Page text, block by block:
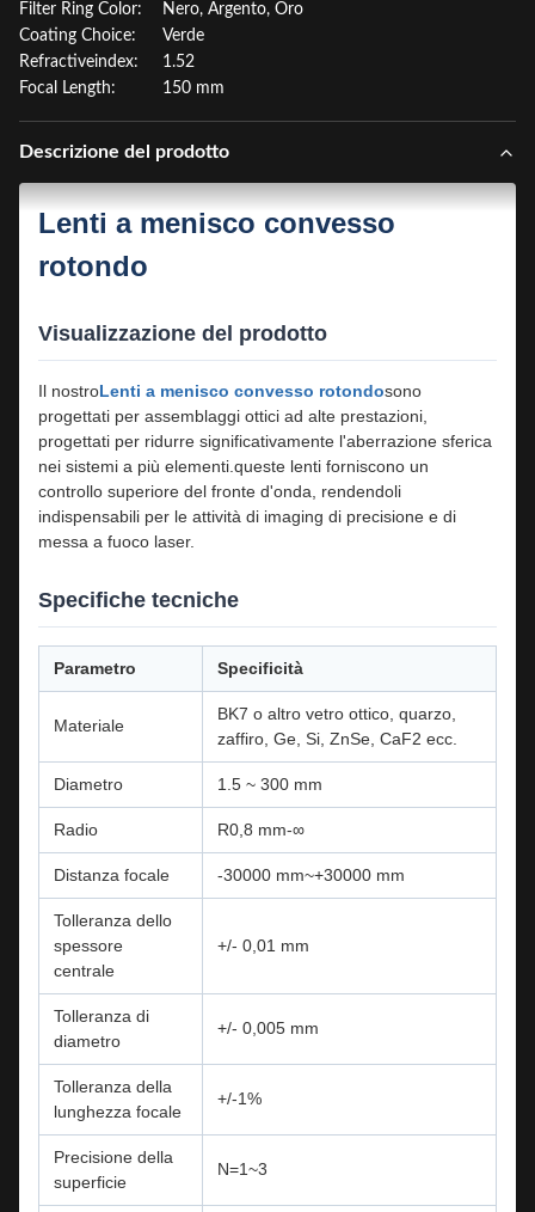
Filter Ring Color:
Nero, Argento, Oro
Coating Choice:
Verde
Refractiveindex:
1.52
Focal Length:
150 mm
Descrizione del prodotto
Lenti a menisco convesso
rotondo
Visualizzazione del prodotto
Il nostroLenti a menisco convesso rotondosono
progettati per assemblaggi ottici ad alte prestazioni,
progettati per ridurre significativamente l'aberrazione sferica
nei sistemi a più elementi.queste lenti forniscono un
controllo superiore del fronte d'onda, rendendoli
indispensabili per le attività di imaging di precisione e di
messa a fuoco laser.
Specifiche tecniche
Parametro Specificità
Materiale
BK7 o altro vetro ottico, quarzo,
zaffiro, Ge, Si, ZnSe, CaF2 ecc.
Diametro 1.5 ~ 300 mm
Radio R0,8 mm-∞
Distanza focale -30000 mm~+30000 mm
Tolleranza dello
spessore
centrale
+/- 0,01 mm
Tolleranza di
diametro
+/- 0,005 mm
Tolleranza della
lunghezza focale
+/-1%
Precisione della
superficie
N=1~3